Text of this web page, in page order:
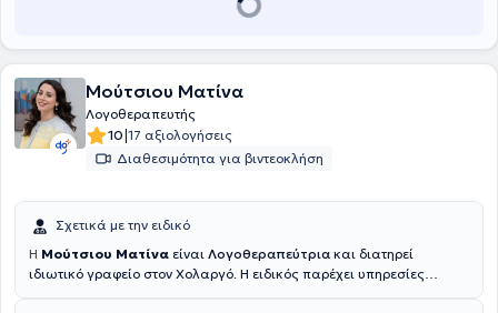
Μούτσιου Ματίνα
Λογοθεραπευτής
10|17 αξιολογήσεις
Διαθεσιμότητα για βιντεοκλήση
Σχετικά με την ειδικό
Η Μούτσιου Ματίνα είναι Λογοθεραπεύτρια και διατηρεί
ιδιωτικό γραφείο στον Χολαργό. Η ειδικός παρέχει υπηρεσίες